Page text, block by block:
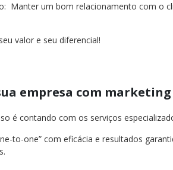
Manter um bom relacionamento com o
valor e seu diferencial!
empresa com marketing
é contando com os serviços
to-one” com eficácia e resultados